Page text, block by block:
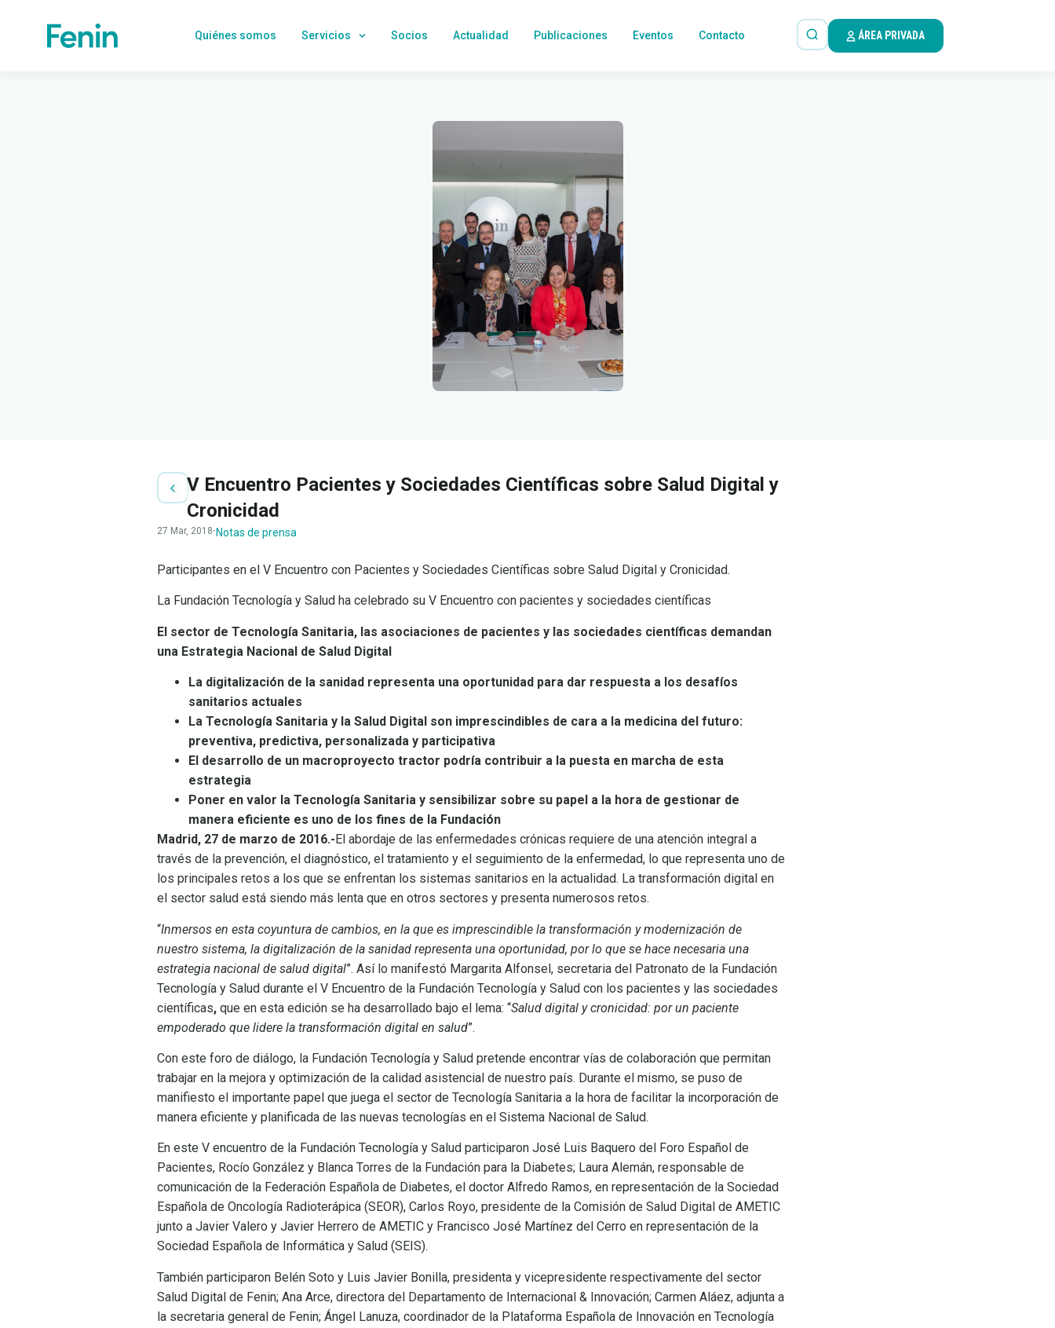
Quiénes somos Servicios Socios Actualidad Publicaciones Eventos Contacto ÁREA PRIVADA
V Encuentro Pacientes y Sociedades Científicas sobre Salud Digital y
Cronicidad
27 Mar, 2018· Notas de prensa
Participantes en el V Encuentro con Pacientes y Sociedades Científicas sobre Salud Digital y Cronicidad.
La Fundación Tecnología y Salud ha celebrado su V Encuentro con pacientes y sociedades científicas
El sector de Tecnología Sanitaria, las asociaciones de pacientes y las sociedades científicas demandan
una Estrategia Nacional de Salud Digital
La digitalización de la sanidad representa una oportunidad para dar respuesta a los desafíos
sanitarios actuales
La Tecnología Sanitaria y la Salud Digital son imprescindibles de cara a la medicina del futuro:
preventiva, predictiva, personalizada y participativa
El desarrollo de un macroproyecto tractor podría contribuir a la puesta en marcha de esta
estrategia
Poner en valor la Tecnología Sanitaria y sensibilizar sobre su papel a la hora de gestionar de
manera eficiente es uno de los fines de la Fundación
Madrid, 27 de marzo de 2016.- El abordaje de las enfermedades crónicas requiere de una atención integral a
través de la prevención, el diagnóstico, el tratamiento y el seguimiento de la enfermedad, lo que representa uno de
los principales retos a los que se enfrentan los sistemas sanitarios en la actualidad. La transformación digital en
el sector salud está siendo más lenta que en otros sectores y presenta numerosos retos.
“Inmersos en esta coyuntura de cambios, en la que es imprescindible la transformación y modernización de
nuestro sistema, la digitalización de la sanidad representa una oportunidad, por lo que se hace necesaria una
estrategia nacional de salud digital”. Así lo manifestó Margarita Alfonsel, secretaria del Patronato de la Fundación
Tecnología y Salud durante el V Encuentro de la Fundación Tecnología y Salud con los pacientes y las sociedades
científicas, que en esta edición se ha desarrollado bajo el lema: “Salud digital y cronicidad: por un paciente
empoderado que lidere la transformación digital en salud”.
Con este foro de diálogo, la Fundación Tecnología y Salud pretende encontrar vías de colaboración que permitan
trabajar en la mejora y optimización de la calidad asistencial de nuestro país. Durante el mismo, se puso de
manifiesto el importante papel que juega el sector de Tecnología Sanitaria a la hora de facilitar la incorporación de
manera eficiente y planificada de las nuevas tecnologías en el Sistema Nacional de Salud.
En este V encuentro de la Fundación Tecnología y Salud participaron José Luis Baquero del Foro Español de
Pacientes, Rocío González y Blanca Torres de la Fundación para la Diabetes; Laura Alemán, responsable de
comunicación de la Federación Española de Diabetes, el doctor Alfredo Ramos, en representación de la Sociedad
Española de Oncología Radioterápica (SEOR), Carlos Royo, presidente de la Comisión de Salud Digital de AMETIC
junto a Javier Valero y Javier Herrero de AMETIC y Francisco José Martínez del Cerro en representación de la
Sociedad Española de Informática y Salud (SEIS).
También participaron Belén Soto y Luis Javier Bonilla, presidenta y vicepresidente respectivamente del sector
Salud Digital de Fenin; Ana Arce, directora del Departamento de Internacional & Innovación; Carmen Aláez, adjunta a
la secretaria general de Fenin; Ángel Lanuza, coordinador de la Plataforma Española de Innovación en Tecnología